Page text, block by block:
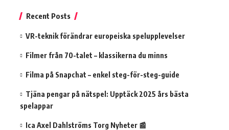
Recent Posts
VR-teknik förändrar europeiska spelupplevelser
Filmer från 70-talet – klassikerna du minns
Filma på Snapchat – enkel steg-för-steg-guide
Tjäna pengar på nätspel: Upptäck 2025 års bästa
spelappar
Ica Axel Dahlströms Torg Nyheter 📰